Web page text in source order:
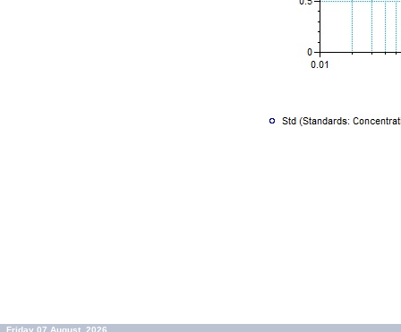
Friday 07 August, 2026